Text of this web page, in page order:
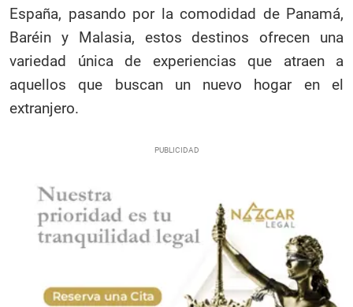
España, pasando por la comodidad de Panamá,
Baréin y Malasia, estos destinos ofrecen una
variedad única de experiencias que atraen a
aquellos que buscan un nuevo hogar en el
extranjero.